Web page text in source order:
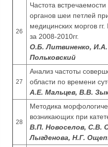
26
Частота
органов шеи петлей
медицинских моргов
за 2008-2010гг.
О.Б. Литвиненко, И.А.
Польковский
27
Анализ частоты
области по времени
А.Е. Мальцев, В.В.
28
Методика
возникающих при
В.П. Новоселов, С.В.
Лыгденова, Н.Г.